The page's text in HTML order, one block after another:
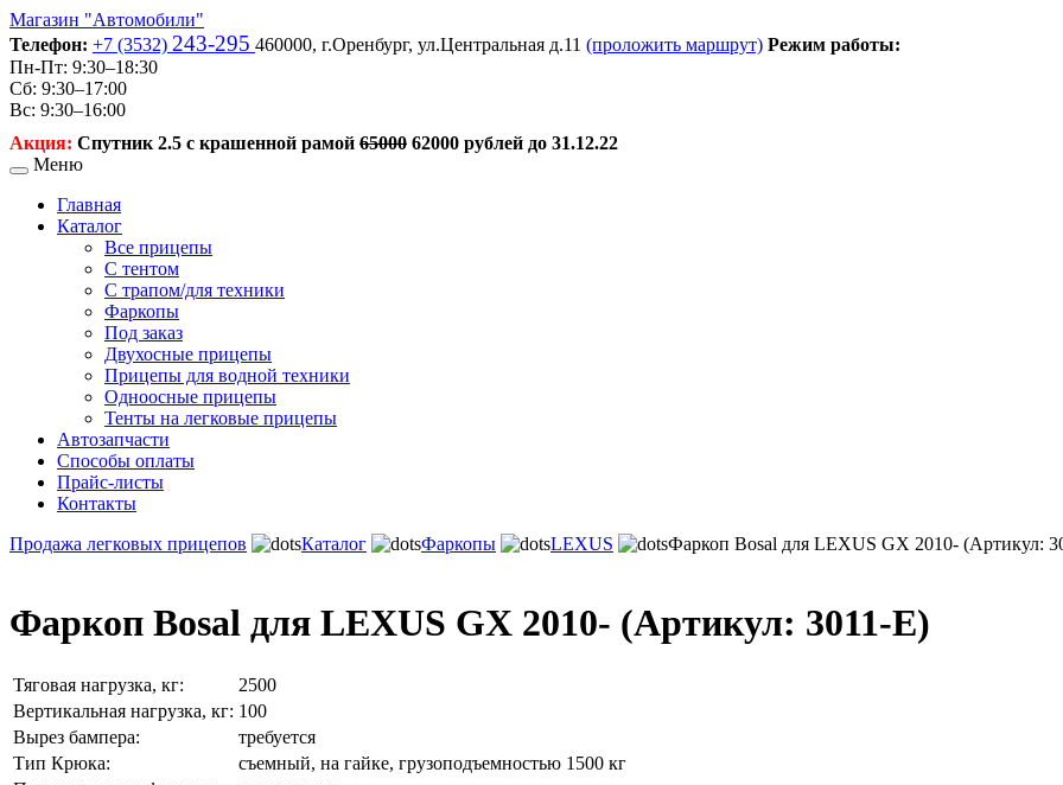
Магазин "Автомобили"
Телефон: +7 (3532) 243-295 460000, г.Оренбург, ул.Центральная д.11 (проложить маршрут) Режим работы:
Пн-Пт: 9:30–18:30
Сб: 9:30–17:00
Вс: 9:30–16:00
Акция: Спутник 2.5 с крашенной рамой 65000 62000 рублей до 31.12.22
Меню
Главная
Каталог
Все прицепы
С тентом
С трапом/для техники
Фаркопы
Под заказ
Двухосные прицепы
Прицепы для водной техники
Одноосные прицепы
Тенты на легковые прицепы
Автозапчасти
Способы оплаты
Прайс-листы
Контакты
Продажа легковых прицепов
Каталог Фаркопы LEXUS Фаркоп Bosal для LEXUS GX 2010- (Артикул:
Фаркоп Bosal для LEXUS GX 2010- (Артикул: 3011-E)
Тяговая нагрузка, кг:
2500
Вертикальная нагрузка, кг: 100
Вырез бампера:
требуется
Тип Крюка:
съемный, на гайке, грузоподъемностью 1500 кг